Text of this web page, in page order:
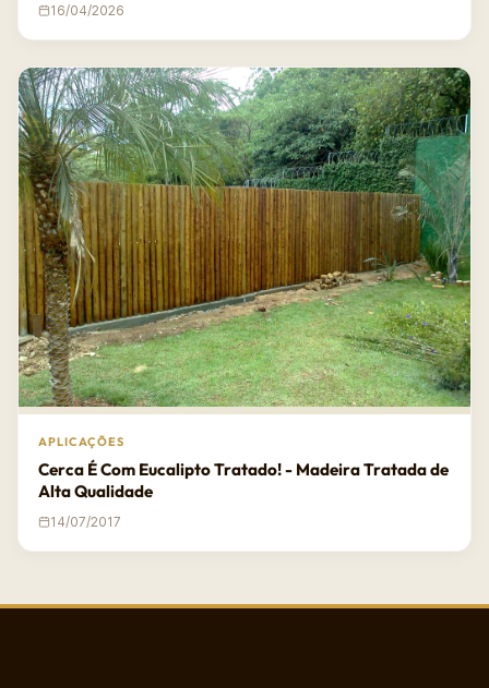
16/04/2026
APLICAÇÕES
Cerca É Com Eucalipto Tratado! - Madeira Tratada de
Alta Qualidade
14/07/2017